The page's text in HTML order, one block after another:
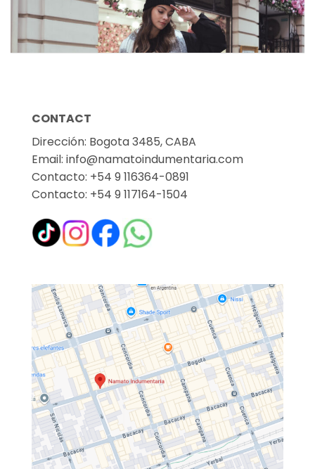
CONTACT
Dirección: Bogota 3485, CABA
Email: info@namatoindumentaria.com
Contacto: +54 9 116364-0891
Contacto: +54 9 117164-1504